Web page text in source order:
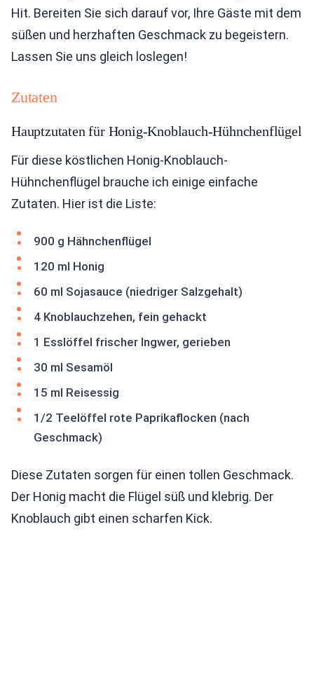
Hit. Bereiten Sie sich darauf vor, Ihre Gäste mit dem
süßen und herzhaften Geschmack zu begeistern.
Lassen Sie uns gleich loslegen!
Zutaten
Hauptzutaten für Honig-Knoblauch-Hühnchenflügel
Für diese köstlichen Honig-Knoblauch-
Hühnchenflügel brauche ich einige einfache
Zutaten. Hier ist die Liste:
900 g Hähnchenflügel
120 ml Honig
60 ml Sojasauce (niedriger Salzgehalt)
4 Knoblauchzehen, fein gehackt
1 Esslöffel frischer Ingwer, gerieben
30 ml Sesamöl
15 ml Reisessig
1/2 Teelöffel rote Paprikaflocken (nach
Geschmack)
Diese Zutaten sorgen für einen tollen Geschmack.
Der Honig macht die Flügel süß und klebrig. Der
Knoblauch gibt einen scharfen Kick.